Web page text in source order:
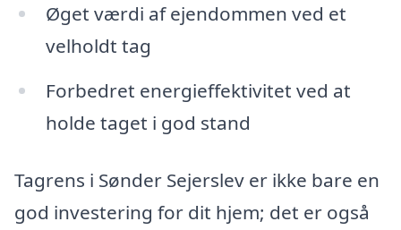
Øget værdi af ejendommen ved et
velholdt tag
Forbedret energieffektivitet ved at
holde taget i god stand
Tagrens i Sønder Sejerslev er ikke bare en
god investering for dit hjem; det er også